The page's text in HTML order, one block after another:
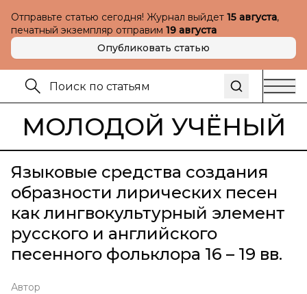
Отправьте статью сегодня! Журнал выйдет 15 августа,
печатный экземпляр отправим 19 августа
Опубликовать статью
МОЛОДОЙ УЧЁНЫЙ
Языковые средства создания
образности лирических песен
как лингвокультурный элемент
русского и английского
песенного фольклора 16 – 19 вв.
Автор